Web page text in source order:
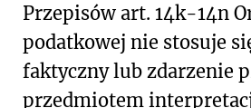
Przepisów art. 14k-14n
podatkowej nie stosuje
faktyczny lub zdarzenie
przedmiotem